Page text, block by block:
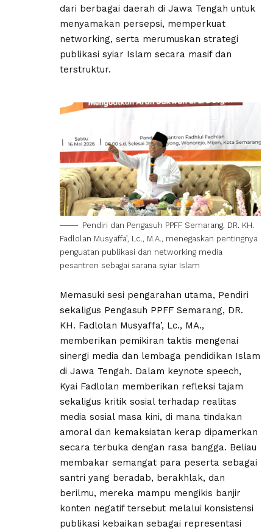
dari berbagai daerah di Jawa Tengah untuk
menyamakan persepsi, memperkuat
networking, serta merumuskan strategi
publikasi syiar Islam secara masif dan
terstruktur.
Pendiri dan Pengasuh PPFF Semarang, DR. KH.
Fadlolan Musyaffa’, Lc., M.A., menegaskan pentingnya
penguatan publikasi dan networking media
pesantren sebagai sarana syiar Islam
Memasuki sesi pengarahan utama, Pendiri
sekaligus Pengasuh PPFF Semarang, DR.
KH. Fadlolan Musyaffa’, Lc., MA.,
memberikan pemikiran taktis mengenai
sinergi media dan lembaga pendidikan Islam
di Jawa Tengah. Dalam keynote speech,
Kyai Fadlolan memberikan refleksi tajam
sekaligus kritik sosial terhadap realitas
media sosial masa kini, di mana tindakan
amoral dan kemaksiatan kerap dipamerkan
secara terbuka dengan rasa bangga. Beliau
membakar semangat para peserta sebagai
santri yang beradab, berakhlak, dan
berilmu, mereka mampu mengikis banjir
konten negatif tersebut melalui konsistensi
publikasi kebaikan sebagai representasi